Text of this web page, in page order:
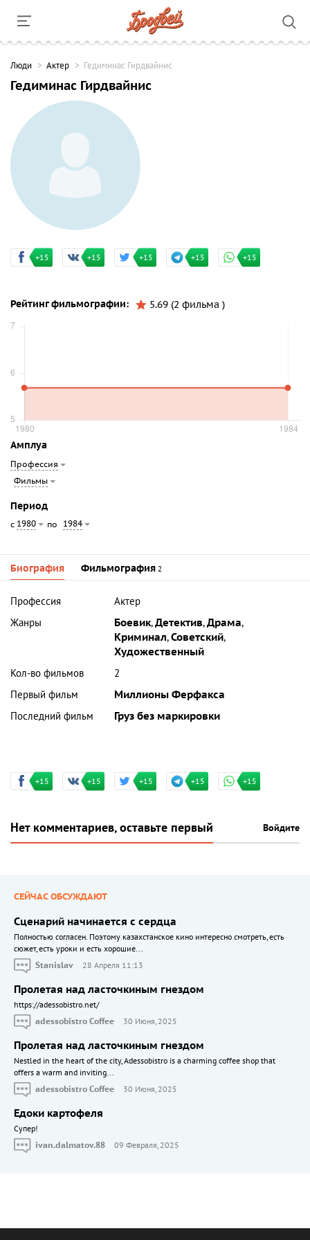
Люди Актер Гедиминас Гирдвайнис
Гедиминас Гирдвайнис
+15 +15 +15 +15 +15
Рейтинг фильмографии: 5.69 (2 фильма )
Амплуа
Профессия
Фильмы
Период
с 1980 по 1984
Биография Фильмография 2
Профессия
Актер
Жанры
Боевик,Детектив,Драма,
Криминал,Советский,
Художественный
Кол-во фильмов
2
Первый фильм
Миллионы Ферфакса
Последний фильм
Груз без маркировки
+15 +15 +15 +15 +15
Нет комментариев, оставьте первый Войдите
СЕЙЧАС ОБСУЖДАЮТ
Сценарий начинается с сердца
Полностью согласен. Поэтому казахстанское кино интересно смотреть, есть
сюжет, есть уроки и есть хорошие...
Stanislav
28 Апреля 11:13
Пролетая над ласточкиным гнездом
https://adessobistro.net/
adessobistro Coffee
30 Июня, 2025
Пролетая над ласточкиным гнездом
Nestled in the heart of the city, Adessobistro is a charming coffee shop that
offers a warm and inviting...
adessobistro Coffee
30 Июня, 2025
Едоки картофеля
Cупер!
ivan.dalmatov.88
09 Февраля, 2025